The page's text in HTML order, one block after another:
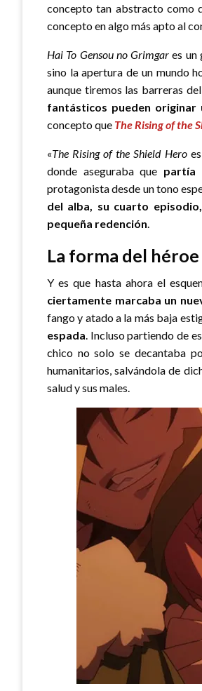
concepto tan abstracto como
concepto en algo más apto al
Hai To Gensou no Grimgar es un
sino la apertura de un mundo
aunque tiremos las barreras
fantásticos pueden originar
concepto que The Rising of the
«The Rising of the Shield Heroes
donde aseguraba que partía
protagonista desde un tono
del alba, su cuarto
pequeña redención.
La forma del héroe
Y es que hasta ahora el
ciertamente marcaba un
fango y atado a la más baja
espada. Incluso partiendo de
chico no solo se decantaba
humanitarios, salvándola de
salud y sus males.